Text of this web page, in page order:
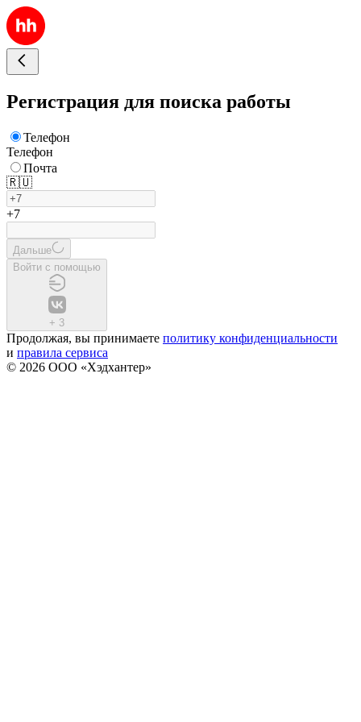
Регистрация для поиска работы
Телефон
Телефон
Почта
🇷🇺
+7
Дальше
Войти с помощью
+ 3
Продолжая, вы принимаете политику конфиденциальности
и правила сервиса
© 2026 ООО «Хэдхантер»